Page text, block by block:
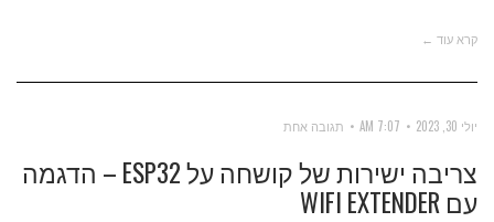
קרא עוד ←
יולי 30, 2023 7:07 AM תגובה אחת
צריבה ישירות של קושחה על ESP32 – הדגמה
עם WIFI EXTENDER